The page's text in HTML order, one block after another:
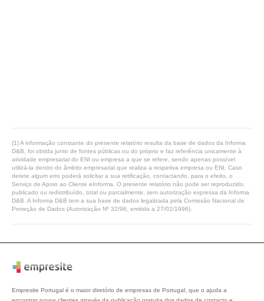
(1) A informação constante do presente relatório resulta da base de dados da Informa
D&B, foi obtida junto de fontes públicas ou do próprio e faz referência unicamente à
atividade empresarial do ENI ou empresa a que se refere, sendo apenas possível
utilizá-la dentro do âmbito empresarial que realiza a respetiva empresa ou ENI. Caso
detete algum erro poderá solicitar a sua retificação, contactando, para o efeito, o
Serviço de Apoio ao Cliente eInforma. O presente relatório não pode ser reproduzido,
publicado ou redistribuído, total ou parcialmente, sem autorização expressa da Informa
D&B. A Informa D&B tem a sua base de dados legalizada pela Comissão Nacional de
Proteção de Dados (Autorização Nº 32/96, emitida a 27/02/1996).
Empresite Portugal é o maior diretório de empresas de Portugal, que o ajuda a